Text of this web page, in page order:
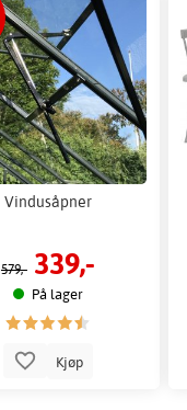
Vindusåpner
579,- 339,-
På lager
Kjøp